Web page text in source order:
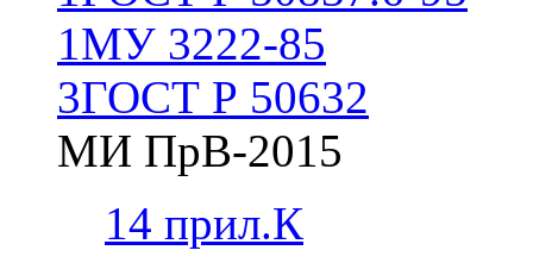
1МУ 3222-85
3ГОСТ Р 50632
МИ ПрВ-2015
14 прил.К